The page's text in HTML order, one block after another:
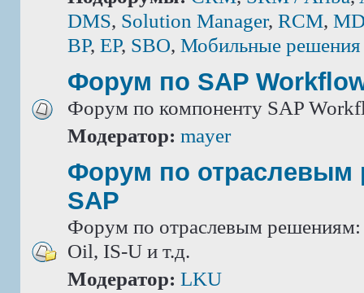
DMS, Solution Manager, RCM,
BP, EP, SBO, Мобильные решения
Форум по SAP
Форум по компоненту SAP
Модератор: mayer
Форум по отраслевым
SAP
Форум по отраслевым
Oil, IS-U и т.д.
Модератор: LKU